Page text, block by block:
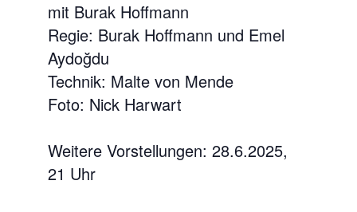
mit Burak Hoffmann
Regie: Burak Hoffmann und Emel
Aydoğdu
Technik: Malte von Mende
Foto: Nick Harwart
Weitere Vorstellungen: 28.6.2025,
21 Uhr